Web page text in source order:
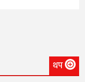
थप